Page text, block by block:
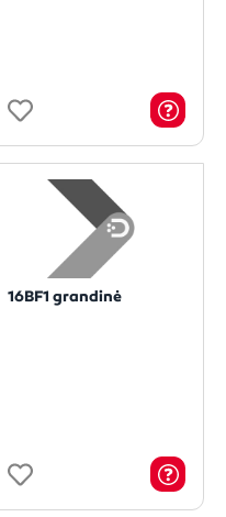
16BF1 grandinė